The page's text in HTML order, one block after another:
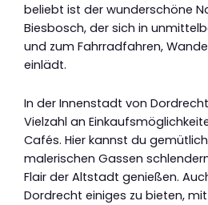
beliebt ist der wunderschöne
Biesbosch, der sich in
und zum Fahrradfahren,
einlädt.
In der Innenstadt von
Vielzahl an
Cafés. Hier kannst du
malerischen Gassen
Flair der Altstadt genießen.
Dordrecht einiges zu bieten,